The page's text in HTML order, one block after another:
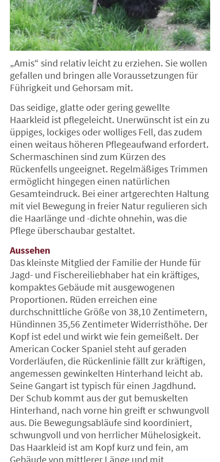
„Amis“ sind relativ leicht zu erziehen. Sie wollen
gefallen und bringen alle Voraussetzungen für
Führigkeit und Gehorsam mit.
Das seidige, glatte oder gering gewellte
Haarkleid ist pflegeleicht. Unerwünscht ist ein zu
üppiges, lockiges oder wolliges Fell, das zudem
einen weitaus höheren Pflegeaufwand erfordert.
Schermaschinen sind zum Kürzen des
Rückenfells ungeeignet. Regelmäßiges Trimmen
ermöglicht hingegen einen natürlichen
Gesamteindruck. Bei einer artgerechten Haltung
mit viel Bewegung in freier Natur regulieren sich
die Haarlänge und -dichte ohnehin, was die
Pflege überschaubar gestaltet.
Aussehen
Das kleinste Mitglied der Familie der Hunde für
Jagd- und Fischereiliebhaber hat ein kräftiges,
kompaktes Gebäude mit ausgewogenen
Proportionen. Rüden erreichen eine
durchschnittliche Größe von 38,10 Zentimetern,
Hündinnen 35,56 Zentimeter Widerristhöhe. Der
Kopf ist edel und wirkt wie fein gemeißelt. Der
American Cocker Spaniel steht auf geraden
Vorderläufen, die Rückenlinie fällt zur kräftigen,
angemessen gewinkelten Hinterhand leicht ab.
Seine Gangart ist typisch für einen Jagdhund.
Der Schub kommt aus der gut bemuskelten
Hinterhand, nach vorne hin greift er schwungvoll
aus. Die Bewegungsabläufe sind koordiniert,
schwungvoll und von herrlicher Mühelosigkeit.
Das Haarkleid ist am Kopf kurz und fein, am
Gebäude von mittlerer Länge und mit